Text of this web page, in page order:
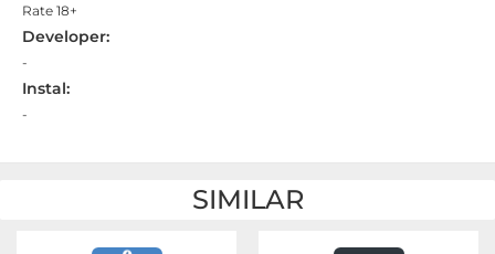
Weather
Rate 18+
Developer:
-
Instal:
-
SIMILAR